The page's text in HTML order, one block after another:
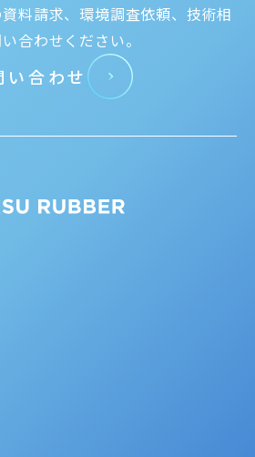
料請求、環境調査依頼、技術相
合わせください。
い合わせ